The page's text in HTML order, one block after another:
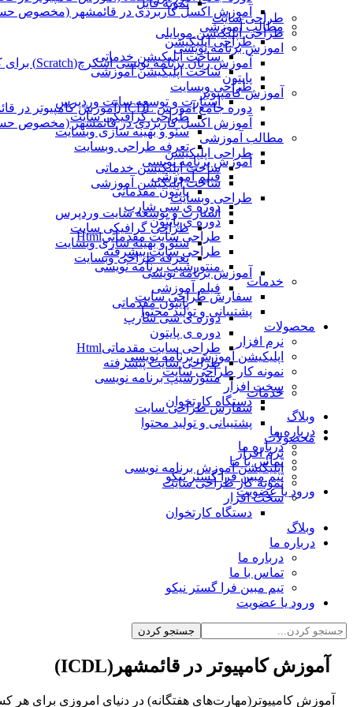
آموزش اکسل کاربردی در قائمشهر (مخصوص
مطالب آموزشی
طراحی اپلیکیشن
ساخت اپلیکیشن خدماتی
ساخت اپلیکیشن آموزشی
طراحی وبسایت
استارت و توسعه سایت وردپرس
طراحی گرافیکی سایت
سئو و بهینه سازی وبسایت
تعرفه طراحی وبسایت
آموزش برنامه نویسی
فیلم آموزشی
پایتون مقدماتی
دوره ی سی شارپ
دوره ی پایتون
طراحی سایت مقدماتیHtml
طراحی سایت پیشرفته
منتورشیپ برنامه نویسی
خدمات
سفارش طراحی سایت
پشتیبانی و تولید محتوا
محصولات
نرم افزار
اپلیکیشن آموزش برنامه نویسی
نمونه کار طراحی سایت
سخت افزار
دستگاه کارتخوان
وبلاگ
درباره ما
درباره ما
تماس با ما
تیم مبین فرا گستر نیکو
ورود یا عضویت
طراحی سایت
طراحی اپلیکیشن موبایلی
اموزش برنامه نویسی
آموزش زبان برنامه نویسی اسکرچ(Scratch) برای کودکان
پایتون
آموزش کامپیوتر
دوره جامع آموزش ICDL (آموزش کامپیوتر در قائمشهر)
آموزش اکسل کاربردی در قائمشهر (مخصوص
مطالب آموزشی
طراحی اپلیکیشن
ساخت اپلیکیشن خدماتی
ساخت اپلیکیشن آموزشی
طراحی وبسایت
استارت و توسعه سایت وردپرس
طراحی گرافیکی سایت
سئو و بهینه سازی وبسایت
تعرفه طراحی وبسایت
آموزش برنامه نویسی
فیلم آموزشی
پایتون مقدماتی
دوره ی سی شارپ
دوره ی پایتون
طراحی سایت مقدماتیHtml
طراحی سایت پیشرفته
منتورشیپ برنامه نویسی
خدمات
سفارش طراحی سایت
پشتیبانی و تولید محتوا
محصولات
نرم افزار
اپلیکیشن آموزش برنامه نویسی
نمونه کار طراحی سایت
سخت افزار
دستگاه کارتخوان
وبلاگ
درباره ما
درباره ما
تماس با ما
تیم مبین فرا گستر نیکو
ورود یا عضویت
آموزش کامپیوتر در قائمشهر(ICDL
)
آموزش کامپیوتر(مهارت‌های هفتگانه) در دنیای امروزی برای